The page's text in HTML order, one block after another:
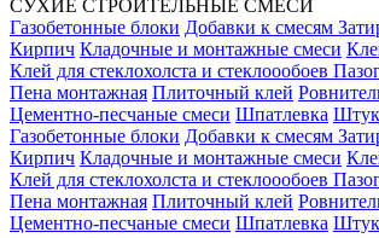
СУХИЕ СТРОИТЕЛЬНЫЕ СМЕСИ
Газобетонные блоки Добавки к смесям
Кирпич Кладочные и монтажные смеси
Клей для стеклохолста и стеклоообоев
Пена монтажная Плиточный клей
Цементно-песчаные смеси Шпатлевка
Газобетонные блоки Добавки к смесям
Кирпич Кладочные и монтажные смеси
Клей для стеклохолста и стеклоообоев
Пена монтажная Плиточный клей
Цементно-песчаные смеси Шпатлевка